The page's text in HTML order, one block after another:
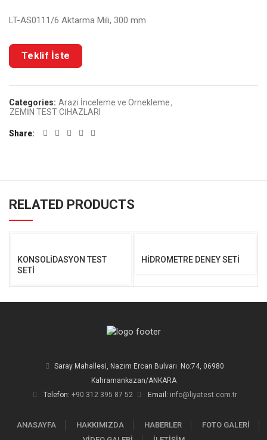
LT-AS0111/6 Aktarma Mili, 300 mm
Categories: Arazi İnceleme ve Örnekleme,
ZEMİN TEST CİHAZLARI
Share
RELATED PRODUCTS
KONSOLİDASYON TEST
SETİ
HİDROMETRE DENEY SETİ
Saray Mahallesi, Nazım Ercan Bulvarı No:74, 06980
Kahramankazan/ANKARA
Telefon: +90 312 395 87 52 Email: info@liyatest.com.tr
ANASAYFA HAKKIMIZDA HABERLER
FOTO GALERİ